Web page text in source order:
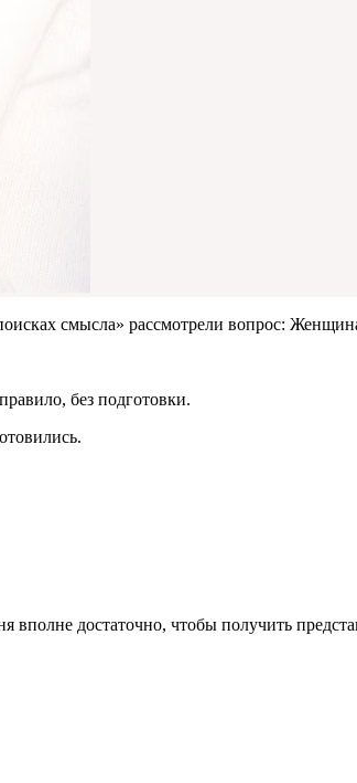
смысла» рассмотрели вопрос:
без подготовки.
вполне достаточно, чтобы получить